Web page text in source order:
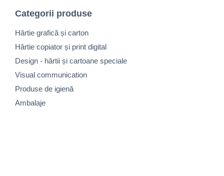
Categorii produse
Hârtie grafică și carton
Hârtie copiator și print digital
Design - hârtii și cartoane speciale
Visual communication
Produse de igienă
Ambalaje